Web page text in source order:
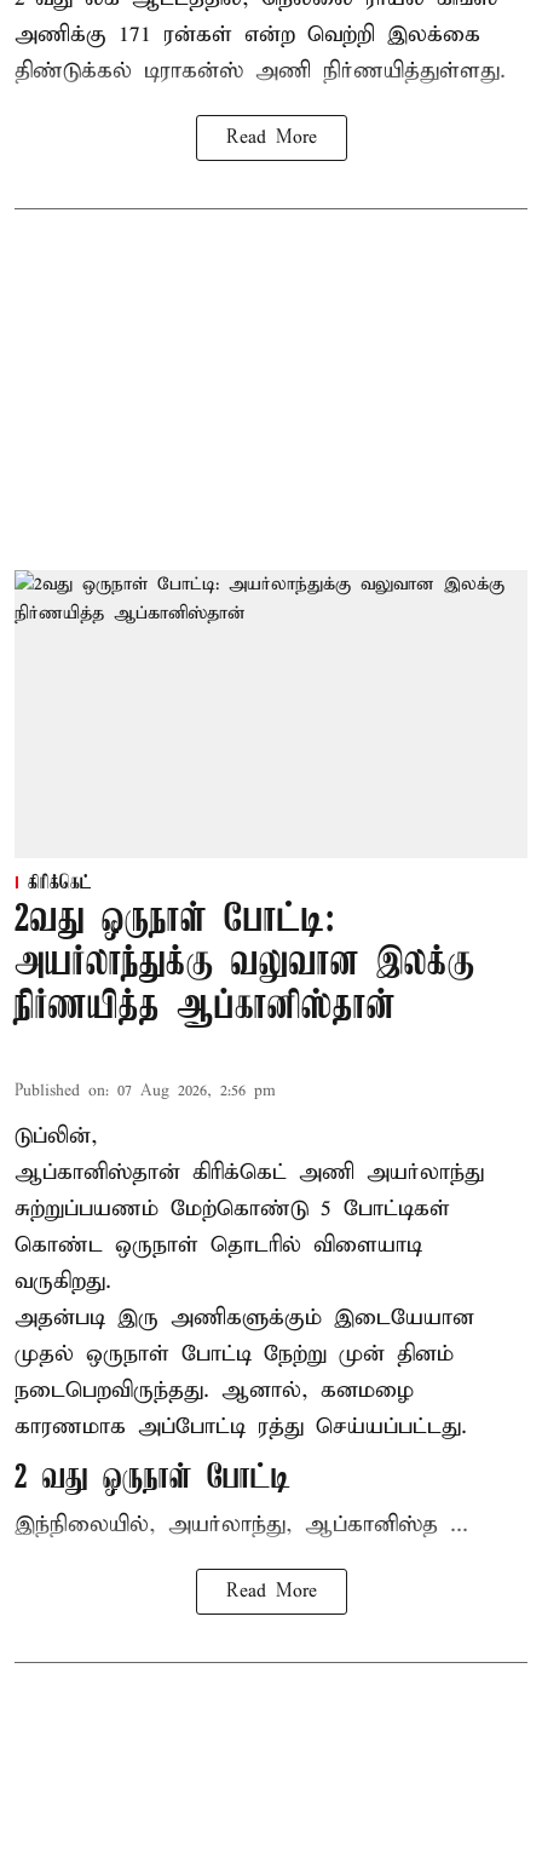
அணிக்கு 171 ரன்கள் என்ற வெற்றி இலக்கை
திண்டுக்கல் டிராகன்ஸ் அணி நிர்ணயித்துள்ளது.
Read More
கிரிக்கெட்
2வது ஒருநாள் போட்டி:
அயர்லாந்துக்கு வலுவான இலக்கு
நிர்ணயித்த ஆப்கானிஸ்தான்
Published on: 07 Aug 2026, 2:56 pm
டுப்லின்,
ஆப்கானிஸ்தான் கிரிக்கெட் அணி அயர்லாந்து
சுற்றுப்பயணம் மேற்கொண்டு 5 போட்டிகள்
கொண்ட ஒருநாள் தொடரில் விளையாடி
வருகிறது.
அதன்படி இரு அணிகளுக்கும் இடையேயான
முதல் ஒருநாள் போட்டி நேற்று முன் தினம்
நடைபெறவிருந்தது. ஆனால், கனமழை
காரணமாக அப்போட்டி ரத்து செய்யப்பட்டது.
2 வது ஒருநாள் போட்டி
இந்நிலையில், அயர்லாந்து, ஆப்கானிஸ்த ...
Read More